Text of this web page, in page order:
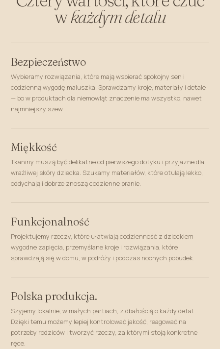
wkażdym detalu
Bezpieczeństwo
Wybieramy rozwiązania, które mają wspierać spokojny sen i
codzienną wygodę maluszka. Sprawdzamy kroje, materiały i detale
— bo w produktach dla niemowląt znaczenie ma wszystko, nawet
najmniejszy szew.
Miękkość
Tkaniny muszą być delikatne od pierwszego dotyku i przyjazne dla
wrażliwej skóry dziecka. Szukamy materiałów, które otulają lekko,
oddychają i dobrze znoszą codzienne pranie.
Funkcjonalność
Projektujemy rzeczy, które ułatwiają codzienność z dzieckiem:
wygodne zapięcia, przemyślane kroje i rozwiązania, które
sprawdzają się w domu, w podróży i podczas nocnych pobudek.
Polska produkcja.
Szyjemy lokalnie, w małych partiach, z dbałością o każdy detal.
Dzięki temu możemy lepiej kontrolować jakość, reagować na
potrzeby rodziców i tworzyć rzeczy, za którymi stoją konkretne
ręce.